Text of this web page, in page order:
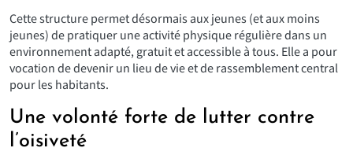
Cette structure permet désormais aux jeunes (et aux moins
jeunes) de pratiquer une activité physique régulière dans un
environnement adapté, gratuit et accessible à tous. Elle a pour
vocation de devenir un lieu de vie et de rassemblement central
pour les habitants.
Une volonté forte de lutter contre
l’oisiveté